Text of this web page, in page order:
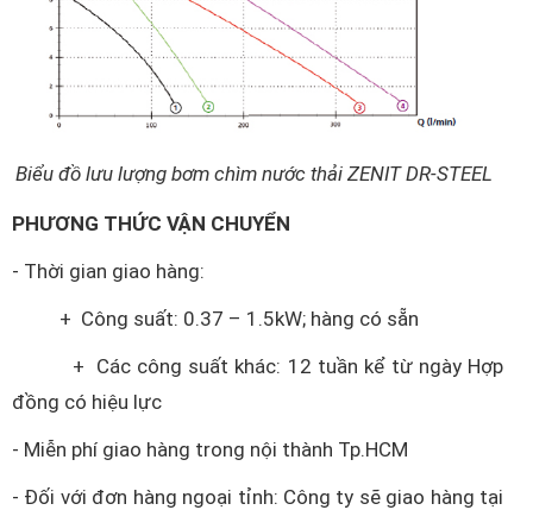
Biểu đồ lưu lượng bơm chìm nước thải ZENIT DR-STEEL
PHƯƠNG THỨC VẬN CHUYỂN
- Thời gian giao hàng:
+ Công suất: 0.37 – 1.5kW; hàng có sẵn
+ Các công suất khác: 12 tuần kể từ ngày Hợp
đồng có hiệu lực
- Miễn phí giao hàng trong nội thành Tp.HCM
- Đối với đơn hàng ngoại tỉnh: Công ty sẽ giao hàng tại